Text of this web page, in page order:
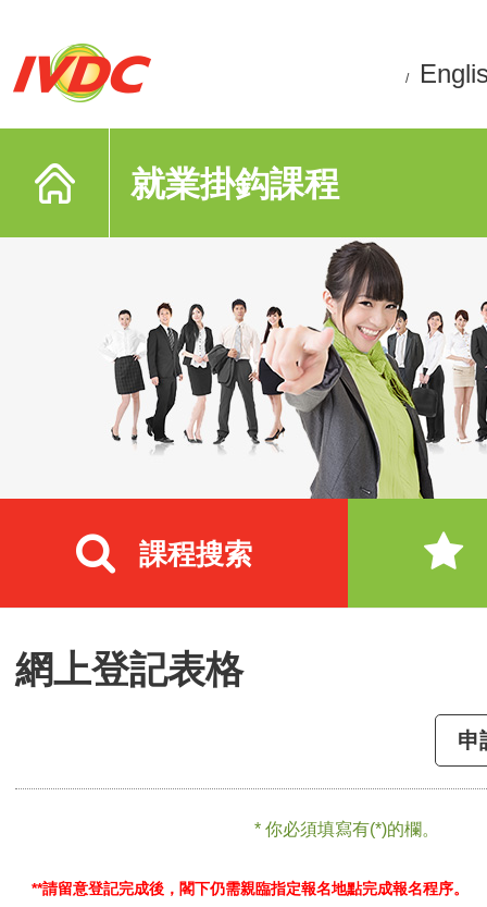
/
就業掛鈎課程
課程搜索
網上登記表格
申
* 你必須填寫有(*)的欄。
**請留意登記完成後，閣下仍需親臨指定報名地點完成報名程序。